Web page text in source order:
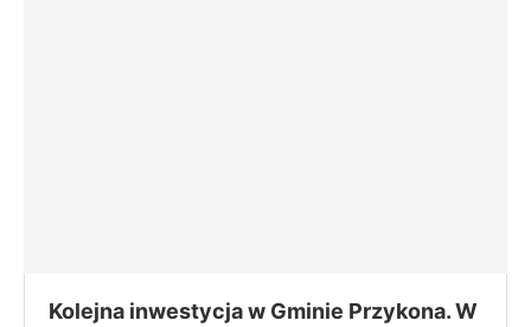
Kolejna inwestycja w Gminie Przykona. W